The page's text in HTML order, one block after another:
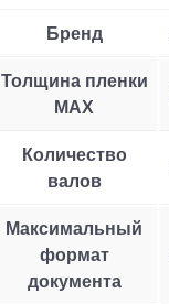
Бренд
Толщина пленки
MAX
Количество
валов
Максимальный
формат
документа